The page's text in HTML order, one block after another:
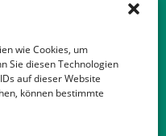
wie Cookies, um
Sie diesen Technologien
auf dieser Website
können bestimmte